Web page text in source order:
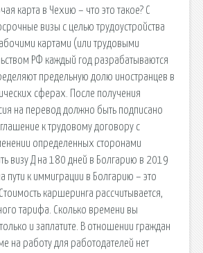
карта в Чехию – что это такое? С
визы с целью трудоустройства
картами (или трудовыми
РФ каждый год разрабатываются
предельную долю иностранцев в
сферах. После получения
на перевод должно быть подписано
к трудовому договору с
определенных сторонами
визу Д на 180 дней в Болгарию в 2019
пути к иммиграции в Болгарию – это
каршеринга рассчитывается,
тарифа. Сколько времени вы
и заплатите. В отношении граждан
на работу для работодателей нет